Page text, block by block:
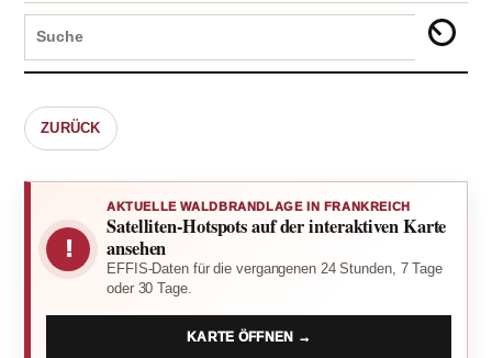
ZURÜCK
!
AKTUELLE WALDBRANDLAGE IN FRANKREICH
Satelliten-Hotspots auf der interaktiven Karte
ansehen
EFFIS-Daten für die vergangenen 24 Stunden, 7 Tage
oder 30 Tage.
KARTE ÖFFNEN →